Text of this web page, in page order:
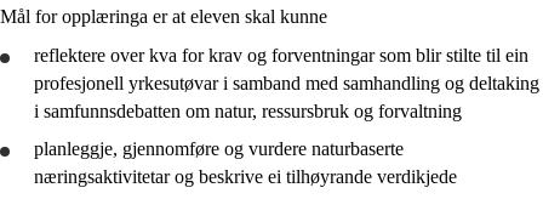
Grunnleggjande ferdigheiter
Naturbasert produksjon og tjenesteyting
Mål for opplæringa er at eleven skal kunne
reflektere over kva for krav og forventningar som blir stilte til ein
profesjonell yrkesutøvar i samband med samhandling og deltaking
i samfunnsdebatten om natur, ressursbruk og forvaltning
planleggje, gjennomføre og vurdere naturbaserte
næringsaktivitetar og beskrive ei tilhøyrande verdikjede